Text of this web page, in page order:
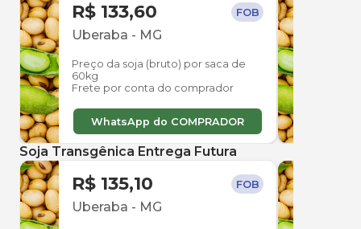
R$ 133,60 FOB
Uberaba - MG
Preço da soja (bruto) por saca de
60kg
Frete por conta do comprador
WhatsApp do COMPRADOR
Soja Transgênica Entrega Futura
R$ 135,10 FOB
Uberaba - MG